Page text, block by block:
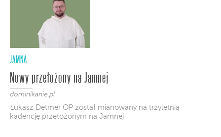
JAMNA
Nowy przełożony na Jamnej
dominikanie.pl
Łukasz Detmer OP został mianowany na trzyletnią
kadencję przełożonym na Jamnej